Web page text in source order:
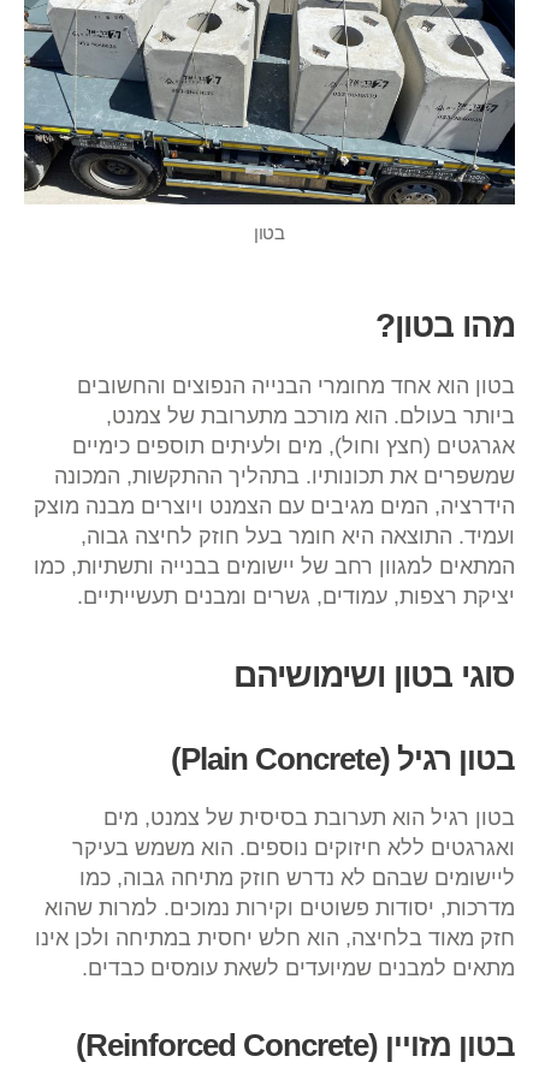
בטון
מהו בטון?
בטון הוא אחד מחומרי הבנייה הנפוצים והחשובים
ביותר בעולם. הוא מורכב מתערובת של צמנט,
אגרגטים (חצץ וחול), מים ולעיתים תוספים כימיים
שמשפרים את תכונותיו. בתהליך ההתקשות, המכונה
הידרציה, המים מגיבים עם הצמנט ויוצרים מבנה מוצק
ועמיד. התוצאה היא חומר בעל חוזק לחיצה גבוה,
המתאים למגוון רחב של יישומים בבנייה ותשתיות, כמו
יציקת רצפות, עמודים, גשרים ומבנים תעשייתיים.
סוגי בטון ושימושיהם
בטון רגיל (Plain Concrete)
בטון רגיל הוא תערובת בסיסית של צמנט, מים
ואגרגטים ללא חיזוקים נוספים. הוא משמש בעיקר
ליישומים שבהם לא נדרש חוזק מתיחה גבוה, כמו
מדרכות, יסודות פשוטים וקירות נמוכים. למרות שהוא
חזק מאוד בלחיצה, הוא חלש יחסית במתיחה ולכן אינו
מתאים למבנים שמיועדים לשאת עומסים כבדים.
בטון מזויין (Reinforced Concrete)